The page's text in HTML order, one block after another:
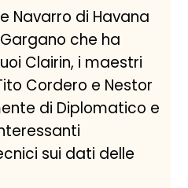
Navarro di Havana
che ha
Clairin, i maestri
Cordero e Nestor
di Diplomatico e
sui dati delle